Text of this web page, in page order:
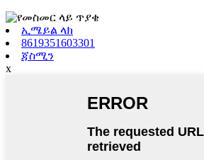
ኢሜይል ላክ
8619351603301
ጃስሚን
x